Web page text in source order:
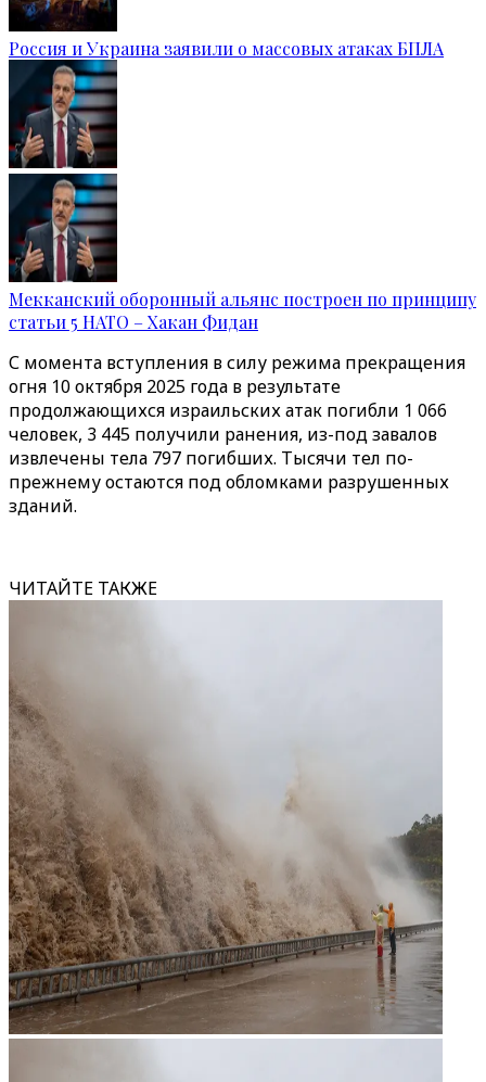
Россия и Украина заявили о массовых атаках БПЛА
Мекканский оборонный альянс построен по принципу
статьи 5 НАТО – Хакан Фидан
С момента вступления в силу режима прекращения
огня 10 октября 2025 года в результате
продолжающихся израильских атак погибли 1 066
человек, 3 445 получили ранения, из-под завалов
извлечены тела 797 погибших. Тысячи тел по-
прежнему остаются под обломками разрушенных
зданий.
ЧИТАЙТЕ ТАКЖЕ